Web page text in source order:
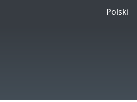
Polski